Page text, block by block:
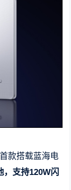
款搭载蓝海电
，支持120W闪